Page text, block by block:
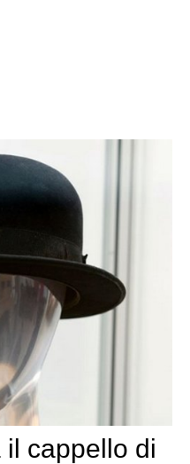
il cappello di